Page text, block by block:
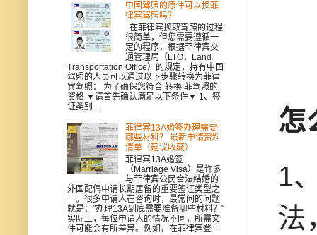
怎
1
法
中国驾照的原件可以换菲
律宾驾照吗？
在菲律宾换取驾照的过程
很简单，但您需要遵循一
定的程序，根据菲律宾交
通管理局（LTO，Land
Transportation Office）的规定，持有中国
驾照的人员可以通过以下步骤转换为菲律
宾驾照： 为了确保您符合 转换 菲驾照的
资格 ▼请首先确认满足以下条件▼ 1、签
证类别...
菲律宾13A婚签办理需要
哪些材料？ 最新申请资料
清单（建议收藏）
菲律宾13A婚签
（Marriage Visa）是许多
与菲律宾公民合法结婚的
外国配偶申请长期居留的重要签证类型之
一。很多申请人在咨询时，最常问的问题
就是："办理13A到底需要准备哪些材料？"
实际上，每位申请人的情况不同，所需文
件可能会有所差异。例如，在菲律宾登...